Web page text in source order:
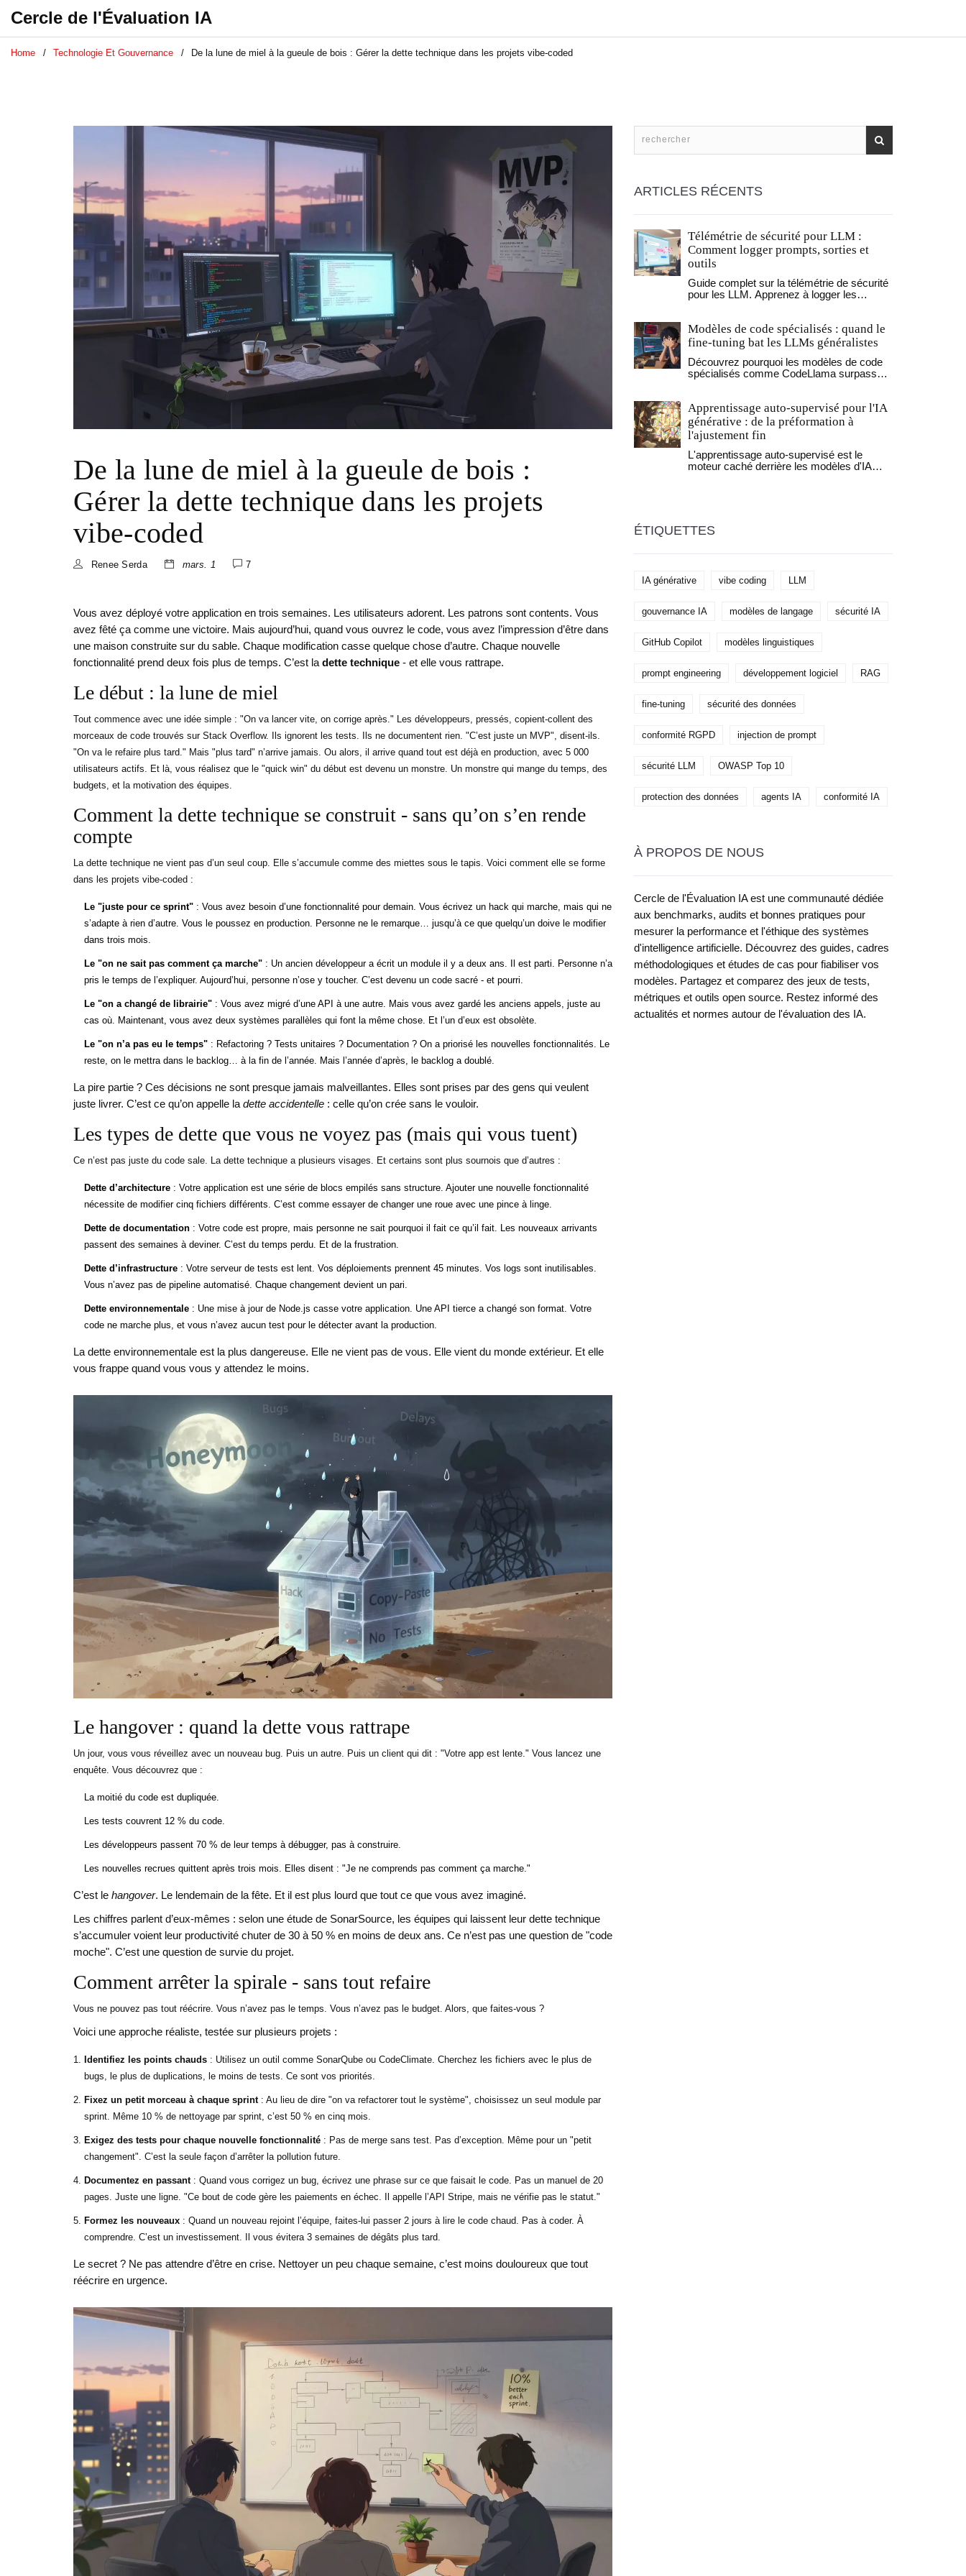
Cercle de l'Évaluation IA
Home Technologie Et Gouvernance De la lune de miel à la gueule de bois : Gérer la dette technique dans les projets vibe-coded
De la lune de miel à la gueule de bois :
Gérer la dette technique dans les projets
vibe-coded
Renee Serda mars. 1 7
Vous avez déployé votre application en trois semaines. Les utilisateurs adorent. Les patrons sont contents. Vous
avez fêté ça comme une victoire. Mais aujourd’hui, quand vous ouvrez le code, vous avez l’impression d’être dans
une maison construite sur du sable. Chaque modification casse quelque chose d’autre. Chaque nouvelle
fonctionnalité prend deux fois plus de temps. C’est la dette technique - et elle vous rattrape.
Le début : la lune de miel
Tout commence avec une idée simple : "On va lancer vite, on corrige après." Les développeurs, pressés, copient-collent des
morceaux de code trouvés sur Stack Overflow. Ils ignorent les tests. Ils ne documentent rien. "C’est juste un MVP", disent-ils.
"On va le refaire plus tard." Mais "plus tard" n’arrive jamais. Ou alors, il arrive quand tout est déjà en production, avec 5 000
utilisateurs actifs. Et là, vous réalisez que le "quick win" du début est devenu un monstre. Un monstre qui mange du temps, des
budgets, et la motivation des équipes.
Comment la dette technique se construit - sans qu’on s’en rende
compte
La dette technique ne vient pas d’un seul coup. Elle s’accumule comme des miettes sous le tapis. Voici comment elle se forme
dans les projets vibe-coded :
Le "juste pour ce sprint" : Vous avez besoin d’une fonctionnalité pour demain. Vous écrivez un hack qui marche, mais qui ne
s’adapte à rien d’autre. Vous le poussez en production. Personne ne le remarque… jusqu’à ce que quelqu’un doive le modifier
dans trois mois.
Le "on ne sait pas comment ça marche" : Un ancien développeur a écrit un module il y a deux ans. Il est parti. Personne n’a
pris le temps de l’expliquer. Aujourd’hui, personne n’ose y toucher. C’est devenu un code sacré - et pourri.
Le "on a changé de librairie" : Vous avez migré d’une API à une autre. Mais vous avez gardé les anciens appels, juste au
cas où. Maintenant, vous avez deux systèmes parallèles qui font la même chose. Et l’un d’eux est obsolète.
Le "on n’a pas eu le temps" : Refactoring ? Tests unitaires ? Documentation ? On a priorisé les nouvelles fonctionnalités. Le
reste, on le mettra dans le backlog… à la fin de l’année. Mais l’année d’après, le backlog a doublé.
La pire partie ? Ces décisions ne sont presque jamais malveillantes. Elles sont prises par des gens qui veulent
juste livrer. C’est ce qu’on appelle la dette accidentelle : celle qu’on crée sans le vouloir.
Les types de dette que vous ne voyez pas (mais qui vous tuent)
Ce n’est pas juste du code sale. La dette technique a plusieurs visages. Et certains sont plus sournois que d’autres :
Dette d’architecture : Votre application est une série de blocs empilés sans structure. Ajouter une nouvelle fonctionnalité
nécessite de modifier cinq fichiers différents. C’est comme essayer de changer une roue avec une pince à linge.
Dette de documentation : Votre code est propre, mais personne ne sait pourquoi il fait ce qu’il fait. Les nouveaux arrivants
passent des semaines à deviner. C’est du temps perdu. Et de la frustration.
Dette d’infrastructure : Votre serveur de tests est lent. Vos déploiements prennent 45 minutes. Vos logs sont inutilisables.
Vous n’avez pas de pipeline automatisé. Chaque changement devient un pari.
Dette environnementale : Une mise à jour de Node.js casse votre application. Une API tierce a changé son format. Votre
code ne marche plus, et vous n’avez aucun test pour le détecter avant la production.
La dette environnementale est la plus dangereuse. Elle ne vient pas de vous. Elle vient du monde extérieur. Et elle
vous frappe quand vous vous y attendez le moins.
Le hangover : quand la dette vous rattrape
Un jour, vous vous réveillez avec un nouveau bug. Puis un autre. Puis un client qui dit : "Votre app est lente." Vous lancez une
enquête. Vous découvrez que :
La moitié du code est dupliquée.
Les tests couvrent 12 % du code.
Les développeurs passent 70 % de leur temps à débugger, pas à construire.
Les nouvelles recrues quittent après trois mois. Elles disent : "Je ne comprends pas comment ça marche."
C’est le hangover. Le lendemain de la fête. Et il est plus lourd que tout ce que vous avez imaginé.
Les chiffres parlent d’eux-mêmes : selon une étude de SonarSource, les équipes qui laissent leur dette technique
s’accumuler voient leur productivité chuter de 30 à 50 % en moins de deux ans. Ce n’est pas une question de "code
moche". C’est une question de survie du projet.
Comment arrêter la spirale - sans tout refaire
Vous ne pouvez pas tout réécrire. Vous n’avez pas le temps. Vous n’avez pas le budget. Alors, que faites-vous ?
Voici une approche réaliste, testée sur plusieurs projets :
Identifiez les points chauds : Utilisez un outil comme SonarQube ou CodeClimate. Cherchez les fichiers avec le plus de
bugs, le plus de duplications, le moins de tests. Ce sont vos priorités.
Fixez un petit morceau à chaque sprint : Au lieu de dire "on va refactorer tout le système", choisissez un seul module par
sprint. Même 10 % de nettoyage par sprint, c’est 50 % en cinq mois.
Exigez des tests pour chaque nouvelle fonctionnalité : Pas de merge sans test. Pas d’exception. Même pour un "petit
changement". C’est la seule façon d’arrêter la pollution future.
Documentez en passant : Quand vous corrigez un bug, écrivez une phrase sur ce que faisait le code. Pas un manuel de 20
pages. Juste une ligne. "Ce bout de code gère les paiements en échec. Il appelle l’API Stripe, mais ne vérifie pas le statut."
Formez les nouveaux : Quand un nouveau rejoint l’équipe, faites-lui passer 2 jours à lire le code chaud. Pas à coder. À
comprendre. C’est un investissement. Il vous évitera 3 semaines de dégâts plus tard.
Le secret ? Ne pas attendre d’être en crise. Nettoyer un peu chaque semaine, c’est moins douloureux que tout
réécrire en urgence.
ARTICLES RÉCENTS
Télémétrie de sécurité pour LLM :
Comment logger prompts, sorties et
outils
Guide complet sur la télémétrie de sécurité
pour les LLM. Apprenez à logger les
données.
Modèles de code spécialisés : quand le
fine-tuning bat les LLMs généralistes
Découvrez pourquoi les modèles de code
spécialisés comme CodeLlama surpassent
concrets.
Apprentissage auto-supervisé pour l'IA
générative : de la préformation à
l'ajustement fin
L'apprentissage auto-supervisé est le
moteur caché derrière les modèles d'IA
comment ça marche, de la préformation à
l'ajustement fin.
ÉTIQUETTES
IA générative vibe coding LLM
gouvernance IA modèles de langage sécurité IA
GitHub Copilot modèles linguistiques
prompt engineering développement logiciel RAG
fine-tuning sécurité des données
conformité RGPD injection de prompt
sécurité LLM OWASP Top 10
protection des données agents IA conformité IA
À PROPOS DE NOUS
Cercle de l'Évaluation IA est une communauté dédiée
aux benchmarks, audits et bonnes pratiques pour
mesurer la performance et l'éthique des systèmes
d'intelligence artificielle. Découvrez des guides, cadres
méthodologiques et études de cas pour fiabiliser vos
modèles. Partagez et comparez des jeux de tests,
métriques et outils open source. Restez informé des
actualités et normes autour de l'évaluation des IA.